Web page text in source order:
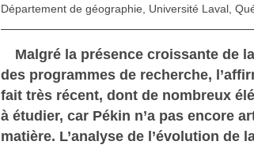
Département de géographie, Université Laval,
Malgré la présence croissante de
des programmes de recherche,
fait très récent, dont de nombreux
à étudier, car Pékin n’a pas encore
matière. L’analyse de l’évolution de